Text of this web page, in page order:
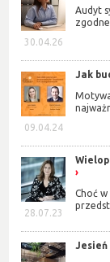
30.04.26
Audyt
09.04.24
Jak
28.07.23
Choć
Jesień